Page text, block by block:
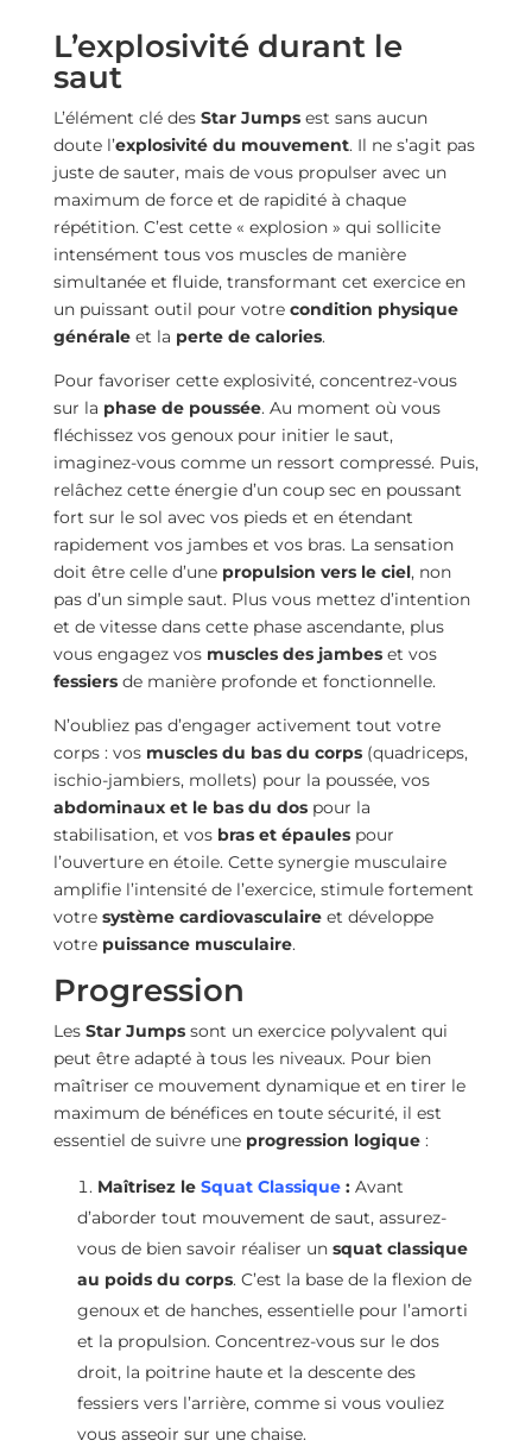
L’explosivité durant le
saut
L’élément clé des Star Jumpsest sans aucun
doute l’explosivité du mouvement. Il ne s’agit pas
juste de sauter, mais de vous propulser avec un
maximum de force et de rapidité à chaque
répétition. C’est cette « explosion » qui sollicite
intensément tous vos muscles de manière
simultanée et fluide, transformant cet exercice en
un puissant outil pour votre condition physique
généraleet la perte de calories.
Pour favoriser cette explosivité, concentrez-vous
sur la phase de poussée. Au moment où vous
fléchissez vos genoux pour initier le saut,
imaginez-vous comme un ressort compressé. Puis,
relâchez cette énergie d’un coup sec en poussant
fort sur le sol avec vos pieds et en étendant
rapidement vos jambes et vos bras. La sensation
doit être celle d’une propulsion vers le ciel, non
pas d’un simple saut. Plus vous mettez d’intention
et de vitesse dans cette phase ascendante, plus
vous engagez vos muscles des jambeset vos
fessiersde manière profonde et fonctionnelle.
N’oubliez pas d’engager activement tout votre
corps : vos muscles du bas du corps(quadriceps,
ischio-jambiers, mollets) pour la poussée, vos
abdominaux et le bas du dospour la
stabilisation, et vos bras et épaulespour
l’ouverture en étoile. Cette synergie musculaire
amplifie l’intensité de l’exercice, stimule fortement
votre système cardiovasculaireet développe
votre puissance musculaire.
Progression
Les Star Jumpssont un exercice polyvalent qui
peut être adapté à tous les niveaux. Pour bien
maîtriser ce mouvement dynamique et en tirer le
maximum de bénéfices en toute sécurité, il est
essentiel de suivre une progression logique:
Maîtrisez le Squat Classique:Avant
d’aborder tout mouvement de saut, assurez-
vous de bien savoir réaliser un squat classique
au poids du corps. C’est la base de la flexion de
genoux et de hanches, essentielle pour l’amorti
et la propulsion. Concentrez-vous sur le dos
droit, la poitrine haute et la descente des
fessiers vers l’arrière, comme si vous vouliez
vous asseoir sur une chaise.